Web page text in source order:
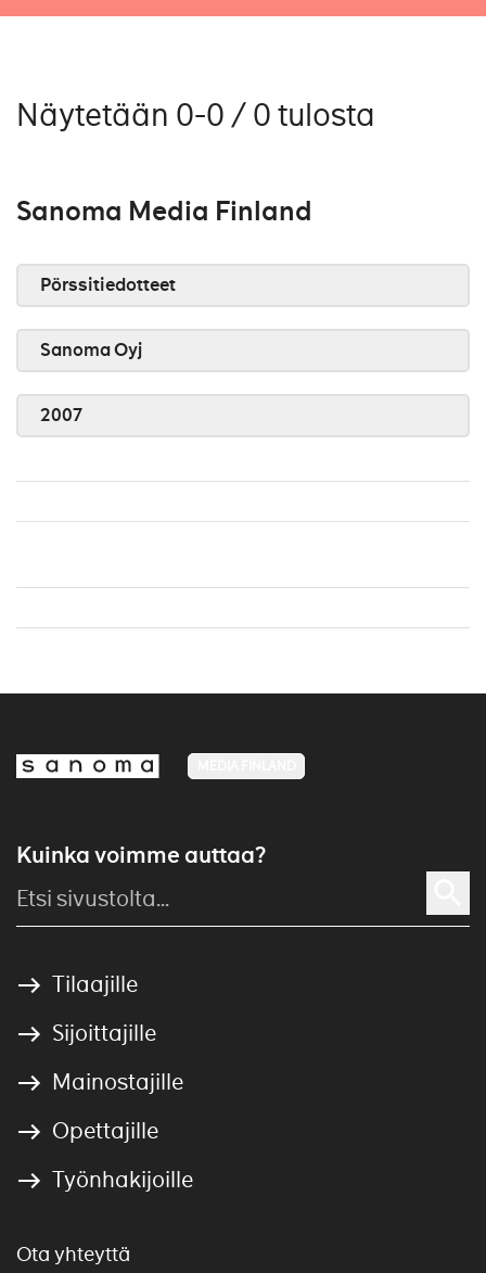
Näytetään 0-0 / 0 tulosta
Sanoma Media Finland
Pörssitiedotteet
Sanoma Oyj
2007
Kuinka voimme auttaa?
Tilaajille
Sijoittajille
Mainostajille
Opettajille
Työnhakijoille
Ota yhteyttä